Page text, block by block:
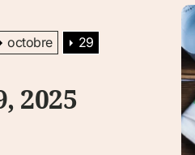
octobre 29
2025